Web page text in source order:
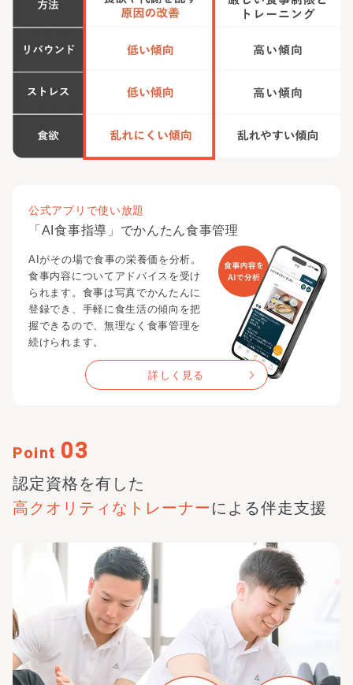
公式アプリで使い放題
「AI食事指導」でかんたん食事管理
AIがその場で食事の栄養価を分析。
食事内容についてアドバイスを受け
られます。食事は写真でかんたんに
登録でき、手軽に食生活の傾向を把
握できるので、無理なく食事管理を
続けられます。
詳しく見る
Point 03
認定資格を有した
高クオリティな トレーナーによる伴走支援